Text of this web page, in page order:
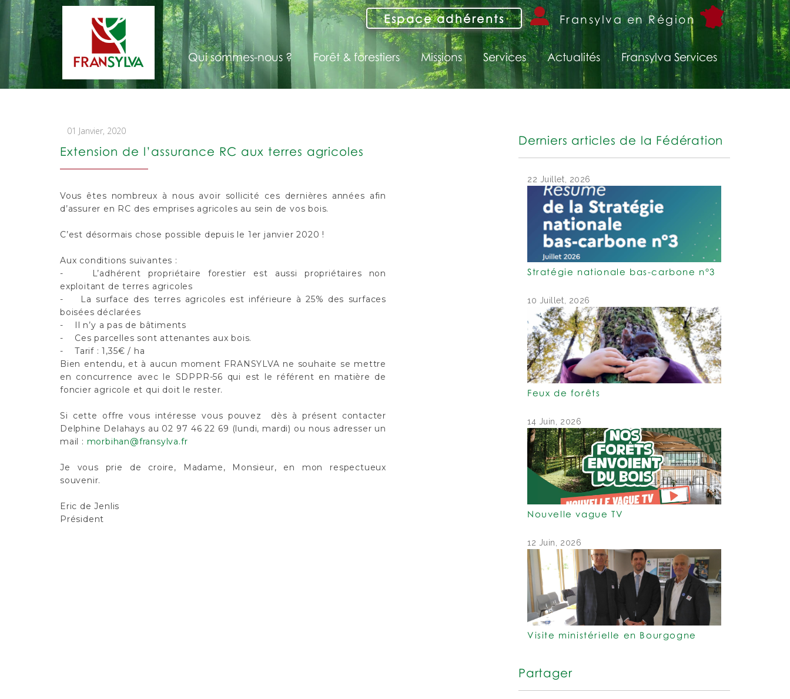
Espace adhérents Fransylva en Région
Qui sommes-nous ? Forêt & forestiers Missions Services Actualités Fransylva Services
01 Janvier, 2020
Extension de l’assurance RC aux terres agricoles
Vous êtes nombreux à nous avoir sollicité ces dernières années afin
d’assurer en RC des emprises agricoles au sein de vos bois.
C’est désormais chose possible depuis le 1er janvier 2020 !
Aux conditions suivantes :
- L’adhérent propriétaire forestier est aussi propriétaires non
exploitant de terres agricoles
- La surface des terres agricoles est inférieure à 25% des surfaces
boisées déclarées
- Il n’y a pas de bâtiments
- Ces parcelles sont attenantes aux bois.
- Tarif : 1,35€ / ha
Bien entendu, et à aucun moment FRANSYLVA ne souhaite se mettre
en concurrence avec le SDPPR-56 qui est le référent en matière de
foncier agricole et qui doit le rester.
Si cette offre vous intéresse vous pouvez dès à présent contacter
Delphine Delahays au 02 97 46 22 69 (lundi, mardi) ou nous adresser un
mail : morbihan@fransylva.fr
Je vous prie de croire, Madame, Monsieur, en mon respectueux
souvenir.
Eric de Jenlis
Président
Derniers articles de la Fédération
22 Juillet, 2026
Stratégie nationale bas-carbone n°3
10 Juillet, 2026
Feux de forêts
14 Juin, 2026
Nouvelle vague TV
12 Juin, 2026
Visite ministérielle en Bourgogne
Partager